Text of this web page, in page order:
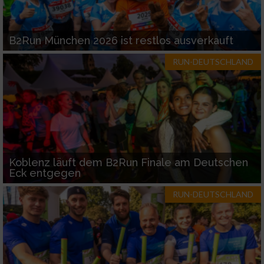
B2Run München 2026 ist restlos ausverkauft
RUN-DEUTSCHLAND
Koblenz läuft dem B2Run Finale am Deutschen
Eck entgegen
RUN-DEUTSCHLAND